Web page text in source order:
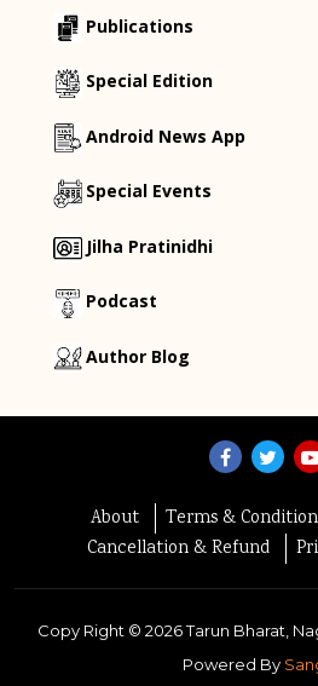
Publications
Special Edition
Android News App
Special Events
Jilha Pratinidhi
Podcast
Author Blog
About Terms &
Cancellation & Refund
Copy Right © 2026Tarun Bharat,
Powered By